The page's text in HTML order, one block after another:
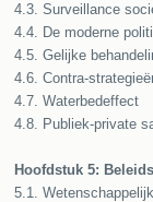
4.3. Surveillance
4.4. De moderne
4.5. Gelijke
4.6. Contra-
4.7. Waterbedeffect
4.8. Publiek-private
Hoofdstuk 5:
5.1.